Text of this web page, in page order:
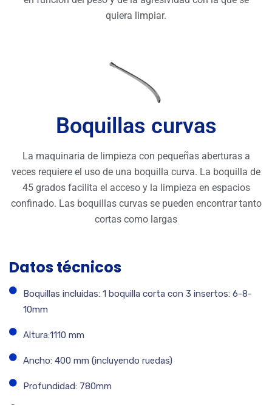
quiera limpiar.
Boquillas curvas
La maquinaria de limpieza con pequeñas aberturas a
veces requiere el uso de una boquilla curva. La boquilla de
45 grados facilita el acceso y la limpieza en espacios
confinado. Las boquillas curvas se pueden encontrar tanto
cortas como largas
Datos técnicos
Boquillas incluidas: 1 boquilla corta con 3 insertos: 6-8-
10mm
Altura:1110 mm
Ancho: 400 mm (incluyendo ruedas)
Profundidad: 780mm